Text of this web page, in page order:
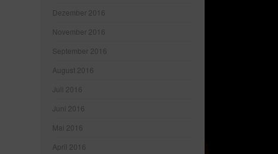
Dezember 2016
November 2016
September 2016
August 2016
Juli 2016
Juni 2016
Mai 2016
April 2016